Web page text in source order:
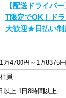
【配送ドライバ
T限定でOK！ド
大歓迎★日払い
万4700円～1万8375
員
以上 1日8時間以上